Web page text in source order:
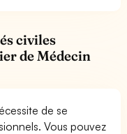
civiles
de Médecin
de se
Vous pouvez